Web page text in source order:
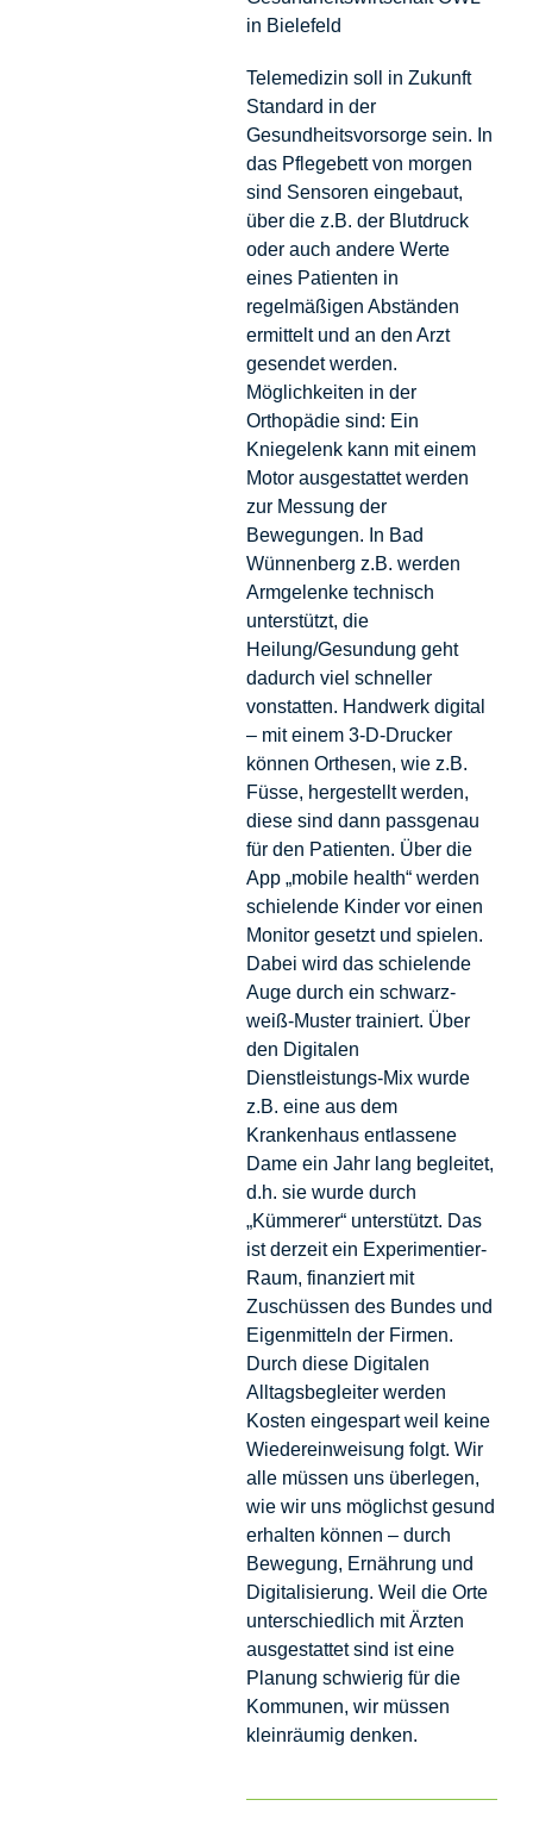
in Bielefeld
Telemedizin soll in Zukunft
Standard in der
Gesundheitsvorsorge sein. In
das Pflegebett von morgen
sind Sensoren eingebaut,
über die z.B. der Blutdruck
oder auch andere Werte
eines Patienten in
regelmäßigen Abständen
ermittelt und an den Arzt
gesendet werden.
Möglichkeiten in der
Orthopädie sind: Ein
Kniegelenk kann mit einem
Motor ausgestattet werden
zur Messung der
Bewegungen. In Bad
Wünnenberg z.B. werden
Armgelenke technisch
unterstützt, die
Heilung/Gesundung geht
dadurch viel schneller
vonstatten. Handwerk digital
– mit einem 3-D-Drucker
können Orthesen, wie z.B.
Füsse, hergestellt werden,
diese sind dann passgenau
für den Patienten. Über die
App „mobile health“ werden
schielende Kinder vor einen
Monitor gesetzt und spielen.
Dabei wird das schielende
Auge durch ein schwarz-
weiß-Muster trainiert. Über
den Digitalen
Dienstleistungs-Mix wurde
z.B. eine aus dem
Krankenhaus entlassene
Dame ein Jahr lang begleitet,
d.h. sie wurde durch
„Kümmerer“ unterstützt. Das
ist derzeit ein Experimentier-
Raum, finanziert mit
Zuschüssen des Bundes und
Eigenmitteln der Firmen.
Durch diese Digitalen
Alltagsbegleiter werden
Kosten eingespart weil keine
Wiedereinweisung folgt. Wir
alle müssen uns überlegen,
wie wir uns möglichst gesund
erhalten können – durch
Bewegung, Ernährung und
Digitalisierung. Weil die Orte
unterschiedlich mit Ärzten
ausgestattet sind ist eine
Planung schwierig für die
Kommunen, wir müssen
kleinräumig denken.